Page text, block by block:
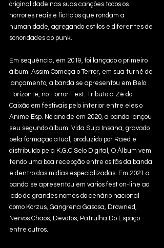
originalidade nas suas canções todos os
horrores reais e fictícios que rondam a
humanidade, agregando estilos e diferentes de
sonoridades ao punk.
Em sequência, em 2019, foi lançado o primeiro
álbum: Assim Começa o Terror, em sua turnê de
lançamento, a banda se apresentou em Belo
Horizonte, no Horror Fest: Tributo a Zé do
Caixão em festivais pelo interior entre eles o
Anime Esp. No ano de em 2020, a banda lançou
seu segundo álbum: Vida Suja Insana, gravado
pela formação atual, produzido por Raed e
distribuído pela K.G.C Selo Digital, O Álbum vem
tendo uma boa recepção entre os fãs da banda
e dentro das mídias especializadas. Em 2021 a
banda se apresentou em vários fest on-line ao
lado de grandes nomes do cenário nacional
como Korzus, Gangrena Gasosa, Drowned,
Nervos Chaos, Devotos, Patrulha Do Espaço
entre outros.